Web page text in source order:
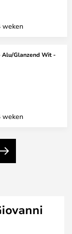
weken
Alu/Glanzend Wit -
weken
Volgende